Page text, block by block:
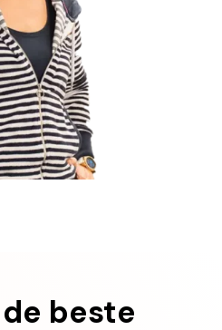
beste